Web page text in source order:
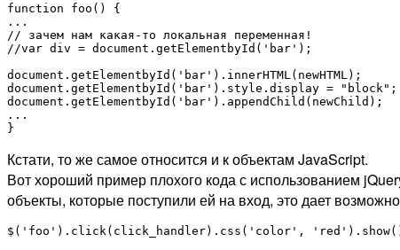
function foo() {
...
// зачем нам какая-то локальная переменная!
//var div = document.getElementbyId('bar');
document.getElementbyId('bar').innerHTML(newHTML);
document.getElementbyId('bar').style.display = "block";
document.getElementbyId('bar').appendChild(newChild);
...
}
Кстати, то же самое относится и к объектам JavaScript.
Вот хороший пример плохого кода с использованием
объекты, которые поступили ей на вход, это дает
$('foo').click(click_handler).css('color',